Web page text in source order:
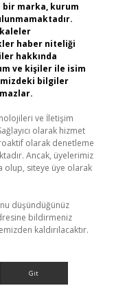
marka, kurum
haber niteliği
hakkında
ve kişiler ile isim
bilgiler
ve İletişim
olarak hizmet
olarak denetleme
Ancak, üyelerimiz
olup, siteye üye olarak
düşündüğünüz
bildirmeniz
kaldırılacaktır.